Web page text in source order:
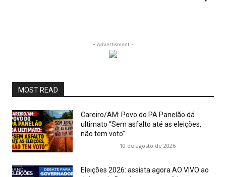
- Advertisment -
MOST READ
Careiro/AM: Povo do PA Panelão dá
ultimato “Sem asfalto até as eleições,
não tem voto”
10 de agosto de 2026
Eleições 2026: assista agora AO VIVO ao